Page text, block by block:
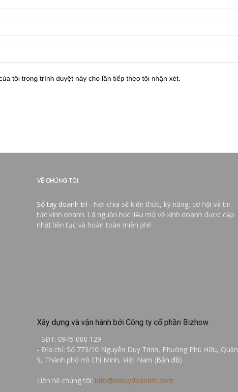
tôi trong trình duyệt này cho lần tiếp theo tôi nhận xét.
VỀ CHÚNG TÔI
Sổ tay doanh trí - Nơi chia sẻ kiến thức, kỹ năng, cơ hội và tin
tức kinh doanh. Là nguồn học liệu mở về kinh doanh được cập
nhật liên tục và hoàn toàn miễn phí!
Xây dựng và vận hành bởi Công ty cổ phần Bizhow
- SĐT: 0945 000 129
- Địa chỉ: Số 773/10 Nguyễn Duy Trinh, Phường Phú Hữu, Quận
9, Thành phố Hồ Chí Minh, Việt Nam (Bản đồ)
Liên hệ chúng tôi: info@sotaydoanhtri.com